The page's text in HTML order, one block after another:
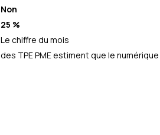
Non
25 %
Le chiffre du mois
des TPE PME estiment que le